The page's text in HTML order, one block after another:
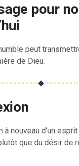
pour
peut
de Dieu.
◆
à nouveau d’un
que du désir de